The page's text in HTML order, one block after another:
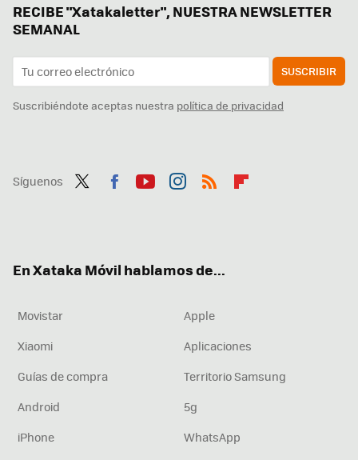
RECIBE "Xatakaletter", NUESTRA NEWSLETTER
SEMANAL
SUSCRIBIR
Suscribiéndote aceptas nuestra política de privacidad
Síguenos
En Xataka Móvil hablamos de...
Movistar
Apple
Xiaomi
Aplicaciones
Guías de compra
Territorio Samsung
Android
5g
iPhone
WhatsApp